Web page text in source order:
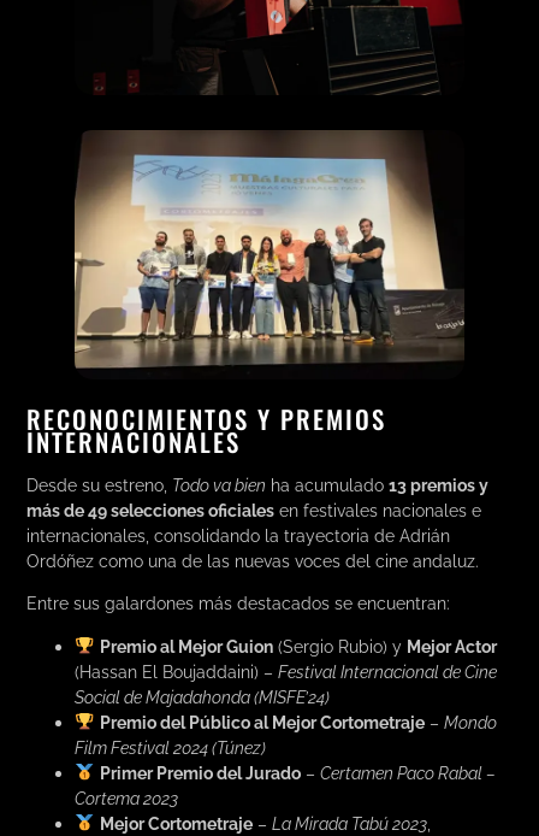
RECONOCIMIENTOS Y PREMIOS
INTERNACIONALES
Desde su estreno, Todo va bien ha acumulado13 premios y
más de 49 selecciones oficiales en festivales nacionales e
internacionales, consolidando la trayectoria de Adrián
Ordóñez como una de las nuevas voces del cine andaluz.
Entre sus galardones más destacados se encuentran:
Premio al Mejor Guion(Sergio Rubio) y Mejor Actor
(Hassan El Boujaddaini) –Festival Internacional de Cine
Social de Majadahonda (MISFE’24)
Premio del Público al Mejor Cortometraje– Mondo
Film Festival 2024 (Túnez)
Primer Premio del Jurado– Certamen Paco Rabal –
Cortema 2023
Mejor Cortometraje– La Mirada Tabú 2023,